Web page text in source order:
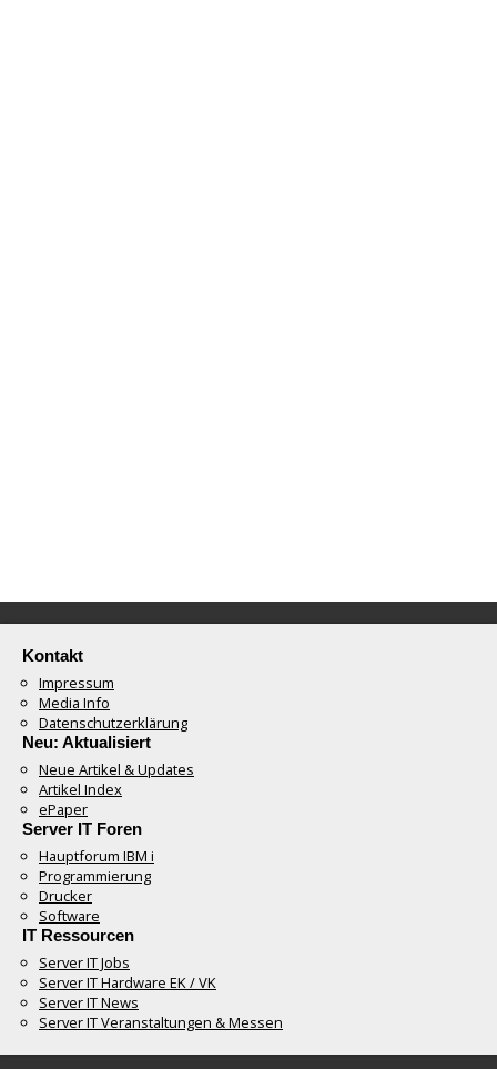
Kontakt
Impressum
Media Info
Datenschutzerklärung
Neu: Aktualisiert
Neue Artikel & Updates
Artikel Index
ePaper
Server IT Foren
Hauptforum IBM i
Programmierung
Drucker
Software
IT Ressourcen
Server IT Jobs
Server IT Hardware EK / VK
Server IT News
Server IT Veranstaltungen & Messen